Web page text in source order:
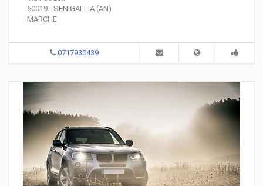
60019 - SENIGALLIA (AN)
MARCHE
0717930439